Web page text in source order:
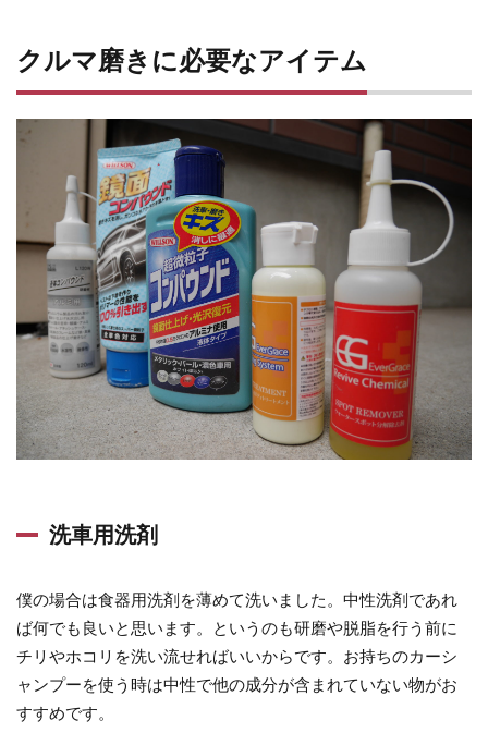
洗車
鉄粉
除去
ねん
ど
2.3
脱脂
剤
（シ
ンオ
フ）
チペ
2.5
マス
キン
グテ
ープ
クルマ磨きに必要なアイテム
洗車用洗剤
僕の場合は食器用洗剤を薄めて洗いました。中性洗剤であれ
ば何でも良いと思います。というのも研磨や脱脂を行う前に
チリやホコリを洗い流せればいいからです。お持ちのカーシ
ャンプーを使う時は中性で他の成分が含まれていない物がお
すすめです。